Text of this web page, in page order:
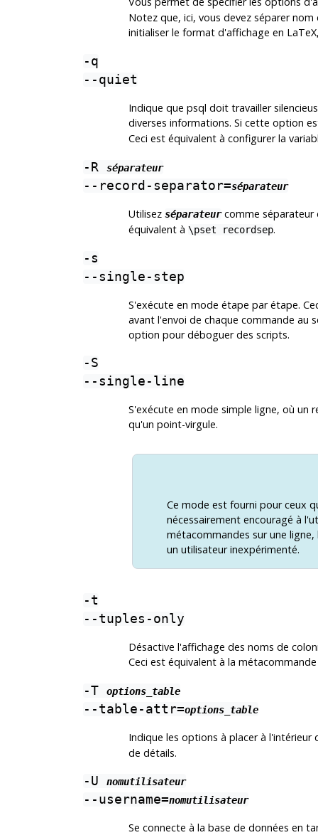
Notez que, ici, vous devez séparer
initialiser le format d'affichage en LaTeX
-q
--quiet
Indique que psql doit travailler
diverses informations. Si cette option
Ceci est équivalent à configurer la
-R séparateur
--record-separator=séparateur
Utilisez séparateurcomme séparateur
équivalent à \pset recordsep.
-s
--single-step
S'exécute en mode étape par étape.
avant l'envoi de chaque commande au
option pour déboguer des scripts.
-S
--single-line
S'exécute en mode simple ligne, où un
qu'un point-virgule.
Ce mode est fourni pour ceux
nécessairement encouragé à
métacommandes sur une
un utilisateur inexpérimenté.
-t
--tuples-only
Désactive l'affichage des noms de
Ceci est équivalent à la
-T options_table
--table-attr=options_table
Indique les options à placer à l'intérieur
de détails.
-U nomutilisateur
--username=nomutilisateur
Se connecte à la base de données en